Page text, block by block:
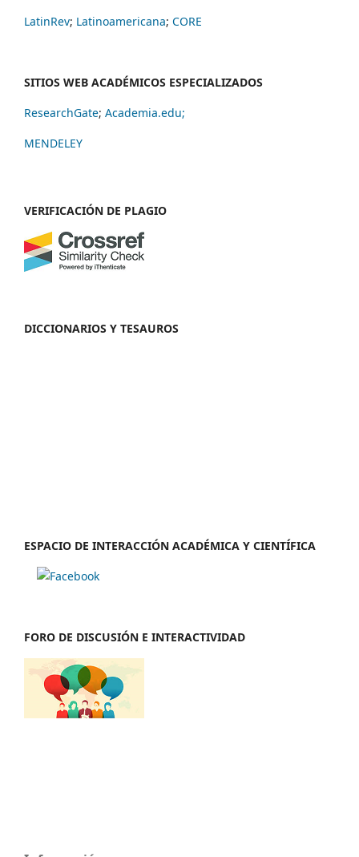
LatinRev; Latinoamericana; CORE
SITIOS WEB ACADÉMICOS ESPECIALIZADOS
ResearchGate; Academia.edu;
MENDELEY
VERIFICACIÓN DE PLAGIO
DICCIONARIOS Y TESAUROS
ESPACIO DE INTERACCIÓN ACADÉMICA Y CIENTÍFICA
FORO DE DISCUSIÓN E INTERACTIVIDAD